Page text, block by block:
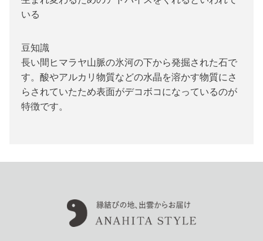
いる
豆知識
長い間ヒマラヤ山脈の氷河の下から発掘された石で
す。酸やアルカリ物質などの水晶を溶かす物質にさ
らされていたため表面がデコボコになっているのが
特徴です。